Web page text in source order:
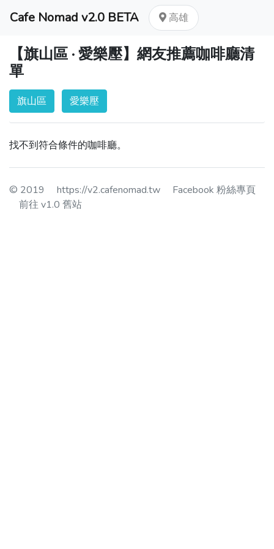
Cafe Nomad v2.0 BETA 高雄
【旗山區 · 愛樂壓】網友推薦咖啡廳清
單
旗山區 愛樂壓
找不到符合條件的咖啡廳。
© 2019 https://v2.cafenomad.tw
Facebook 粉絲專頁
前往 v1.0 舊站